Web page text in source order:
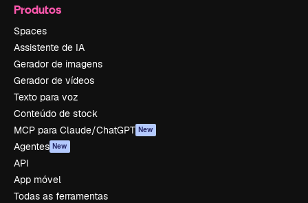
Produtos
Spaces
Assistente de IA
Gerador de imagens
Gerador de vídeos
Texto para voz
Conteúdo de stock
MCP para Claude/ChatGPT New
Agentes New
API
App móvel
Todas as ferramentas